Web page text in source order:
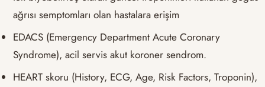
ağrısı semptomları olan hastalara erişim
EDACS (Emergency Department Acute Coronary
Syndrome), acil servis akut koroner sendrom.
HEART skoru (History, ECG, Age, Risk Factors, Troponin),